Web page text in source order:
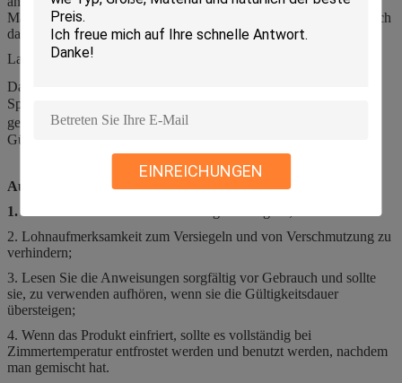
EINREICHUNGEN
Maßparameter mit der Mikroskopiemethode. Beziehen Sie bitte sich
das auf InstrumentBenutzerhandbuch für Details.
Lagerung
Das Produkt sollte in 2℃-35℃ gespeichert werden und der
Speicherungszeitraum ist 2 Jahre. Nachdem man die Flasche
geöffnet hat, wird er in 15℃-30℃ verwendet, und der
Gültigkeitszeitraum ist 60 Tage.
Aufmerksamkeit
1.
2. Lohnaufmerksamkeit zum Versiegeln und von Verschmutzung zu
verhindern;
3. Lesen Sie die Anweisungen sorgfältig vor Gebrauch und sollte
sie, zu verwenden aufhören, wenn sie die Gültigkeitsdauer
übersteigen;
4. Wenn das Produkt einfriert, sollte es vollständig bei
Zimmertemperatur entfrostet werden und benutzt werden, nachdem
man gemischt hat.